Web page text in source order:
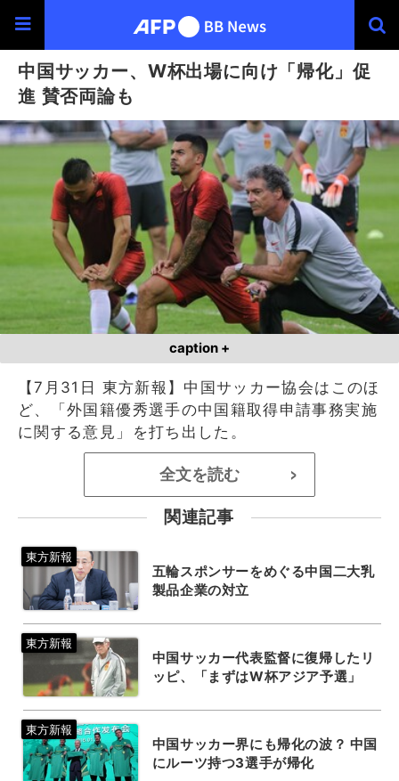
中国サッカー、W杯出場に向け「帰化」促
進 賛否両論も
caption +
【7月31日 東方新報】中国サッカー協会はこのほ
ど、「外国籍優秀選手の中国籍取得申請事務実施
に関する意見」を打ち出した。
全文を読む >
関連記事
五輪スポンサーをめぐる中国二大乳
製品企業の対立
中国サッカー代表監督に復帰したリ
ッピ、「まずはW杯アジア予選」
中国サッカー界にも帰化の波？ 中国
にルーツ持つ3選手が帰化